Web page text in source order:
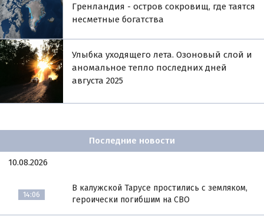
Гренландия - остров сокровищ, где таятся
несметные богатства
Улыбка уходящего лета. Озоновый слой и
аномальное тепло последних дней
августа 2025
Последние новости
10.08.2026
14:06
В калужской Тарусе простились с земляком,
героически погибшим на СВО